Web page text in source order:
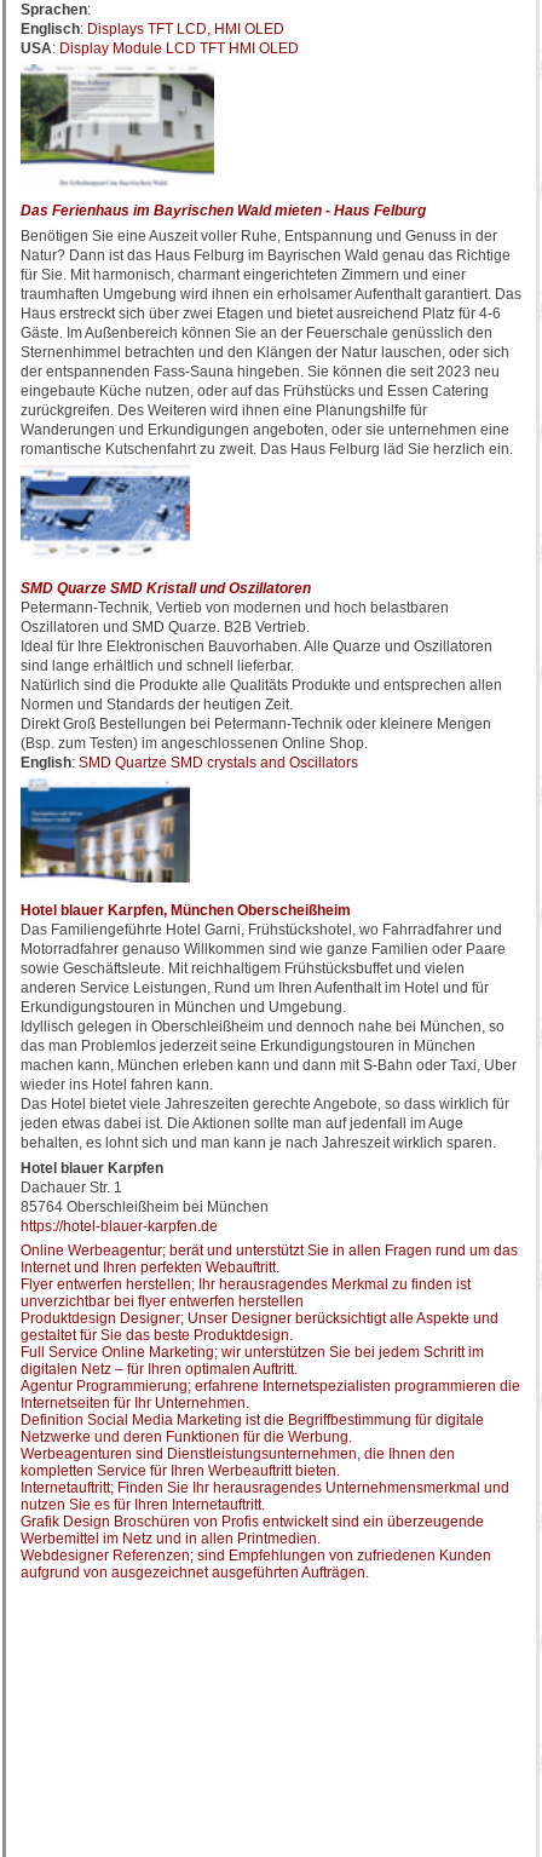
Sprachen:
Englisch: Displays TFT LCD, HMI OLED
USA: Display Module LCD TFT HMI OLED
Das Ferienhaus im Bayrischen Wald mieten - Haus Felburg
Benötigen Sie eine Auszeit voller Ruhe, Entspannung und Genuss in der
Natur? Dann ist das Haus Felburg im Bayrischen Wald genau das Richtige
für Sie. Mit harmonisch, charmant eingerichteten Zimmern und einer
traumhaften Umgebung wird ihnen ein erholsamer Aufenthalt garantiert. Das
Haus erstreckt sich über zwei Etagen und bietet ausreichend Platz für 4-6
Gäste. Im Außenbereich können Sie an der Feuerschale genüsslich den
Sternenhimmel betrachten und den Klängen der Natur lauschen, oder sich
der entspannenden Fass-Sauna hingeben. Sie können die seit 2023 neu
eingebaute Küche nutzen, oder auf das Frühstücks und Essen Catering
zurückgreifen. Des Weiteren wird ihnen eine Planungshilfe für
Wanderungen und Erkundigungen angeboten, oder sie unternehmen eine
romantische Kutschenfahrt zu zweit. Das Haus Felburg läd Sie herzlich ein.
SMD Quarze SMD Kristall und Oszillatoren
Petermann-Technik, Vertieb von modernen und hoch belastbaren
Oszillatoren und SMD Quarze. B2B Vertrieb.
Ideal für Ihre Elektronischen Bauvorhaben. Alle Quarze und Oszillatoren
sind lange erhältlich und schnell lieferbar.
Natürlich sind die Produkte alle Qualitäts Produkte und entsprechen allen
Normen und Standards der heutigen Zeit.
Direkt Groß Bestellungen bei Petermann-Technik oder kleinere Mengen
(Bsp. zum Testen) im angeschlossenen Online Shop.
English: SMD Quartze SMD crystals and Oscillators
Hotel blauer Karpfen, München Oberscheißheim
Das Familiengeführte Hotel Garni, Frühstückshotel, wo Fahrradfahrer und
Motorradfahrer genauso Willkommen sind wie ganze Familien oder Paare
sowie Geschäftsleute. Mit reichhaltigem Frühstücksbuffet und vielen
anderen Service Leistungen, Rund um Ihren Aufenthalt im Hotel und für
Erkundigungstouren in München und Umgebung.
Idyllisch gelegen in Oberschleißheim und dennoch nahe bei München, so
das man Problemlos jederzeit seine Erkundigungstouren in München
machen kann, München erleben kann und dann mit S-Bahn oder Taxi, Uber
wieder ins Hotel fahren kann.
Das Hotel bietet viele Jahreszeiten gerechte Angebote, so dass wirklich für
jeden etwas dabei ist. Die Aktionen sollte man auf jedenfall im Auge
behalten, es lohnt sich und man kann je nach Jahreszeit wirklich sparen.
Hotel blauer Karpfen
Dachauer Str. 1
85764 Oberschleißheim bei München
https://hotel-blauer-karpfen.de
Online Werbeagentur; berät und unterstützt Sie in allen Fragen rund um das
Internet und Ihren perfekten Webauftritt.
Flyer entwerfen herstellen; Ihr herausragendes Merkmal zu finden ist
unverzichtbar bei flyer entwerfen herstellen
Produktdesign Designer; Unser Designer berücksichtigt alle Aspekte und
gestaltet für Sie das beste Produktdesign.
Full Service Online Marketing; wir unterstützen Sie bei jedem Schritt im
digitalen Netz – für Ihren optimalen Auftritt.
Agentur Programmierung; erfahrene Internetspezialisten programmieren die
Internetseiten für Ihr Unternehmen.
Definition Social Media Marketing ist die Begriffbestimmung für digitale
Netzwerke und deren Funktionen für die Werbung.
Werbeagenturen sind Dienstleistungsunternehmen, die Ihnen den
kompletten Service für Ihren Werbeauftritt bieten.
Internetauftritt; Finden Sie Ihr herausragendes Unternehmensmerkmal und
nutzen Sie es für Ihren Internetauftritt.
Grafik Design Broschüren von Profis entwickelt sind ein überzeugende
Werbemittel im Netz und in allen Printmedien.
Webdesigner Referenzen; sind Empfehlungen von zufriedenen Kunden
aufgrund von ausgezeichnet ausgeführten Aufträgen.